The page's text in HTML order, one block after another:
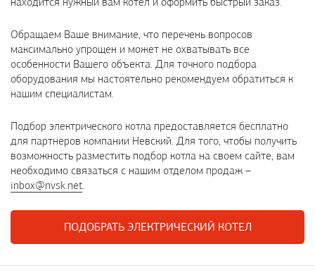
Обращаем Ваше внимание, что перечень вопросов
максимально упрощен и может не охватывать все
особенности Вашего объекта. Для точного подбора
оборудования мы настоятельно рекомендуем обратиться к
нашим специалистам.
Подбор электрического котла предоставляется бесплатно
для партнеров компании Невский. Для того, чтобы получить
возможность разместить подбор котла на своем сайте, вам
необходимо связаться с нашим отделом продаж –
inbox@nvsk.net
ПОДОБРАТЬ ЭЛЕКТРИЧЕСКИЙ КОТЕЛ